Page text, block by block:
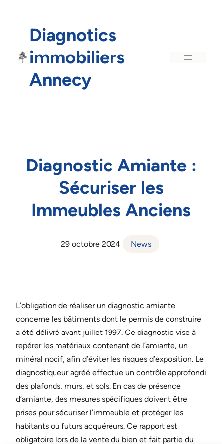
contenuDiagnotics
immobiliers
Annecy
Diagnostic Amiante :
Sécuriser les
Immeubles Anciens
29 octobre 2024 News
L’obligation de réaliser un diagnostic amiante
concerne les bâtiments dont le permis de construire
a été délivré avant juillet 1997. Ce diagnostic vise à
repérer les matériaux contenant de l’amiante, un
minéral nocif, afin d’éviter les risques d’exposition. Le
diagnostiqueur agréé effectue un contrôle approfondi
des plafonds, murs, et sols. En cas de présence
d’amiante, des mesures spécifiques doivent être
prises pour sécuriser l’immeuble et protéger les
habitants ou futurs acquéreurs. Ce rapport est
obligatoire lors de la vente du bien et fait partie du